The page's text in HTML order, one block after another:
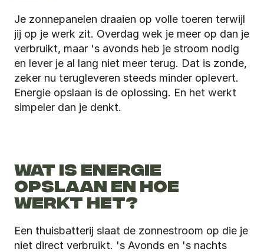
Je zonnepanelen draaien op volle toeren terwijl
jij op je werk zit. Overdag wek je meer op dan je
verbruikt, maar 's avonds heb je stroom nodig
en lever je al lang niet meer terug. Dat is zonde,
zeker nu terugleveren steeds minder oplevert.
Energie opslaan is de oplossing. En het werkt
simpeler dan je denkt.
WAT IS ENERGIE
OPSLAAN EN HOE
WERKT HET?
Een thuisbatterij slaat de zonnestroom op die je
niet direct verbruikt. 's Avonds en 's nachts